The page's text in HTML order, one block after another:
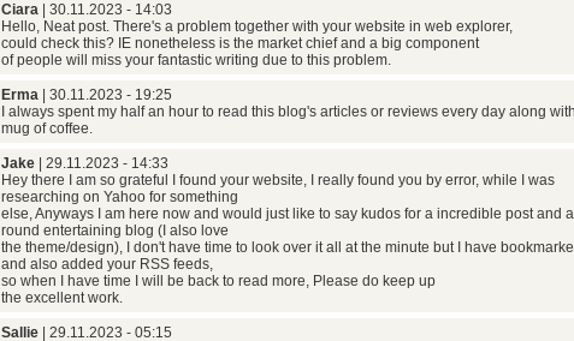
Ciara
| 30.11.2023 - 14:03
Hello, Neat post. There's a problem together with your website in web explorer,
could check this? IE nonetheless is the market chief and a big component
of people will miss your fantastic writing due to this problem.
Erma
| 30.11.2023 - 19:25
I always spent my half an hour to read this blog's articles or reviews every day along
mug of coffee.
Jake
| 29.11.2023 - 14:33
Hey there I am so grateful I found your website, I really found you by error, while I was
researching on Yahoo for something
else, Anyways I am here now and would just like to say kudos for a incredible post and
round entertaining blog (I also love
the theme/design), I don't have time to look over it all at the minute but I have
and also added your RSS feeds,
so when I have time I will be back to read more, Please do keep up
the excellent work.
Sallie | 29.11.2023 - 05:15